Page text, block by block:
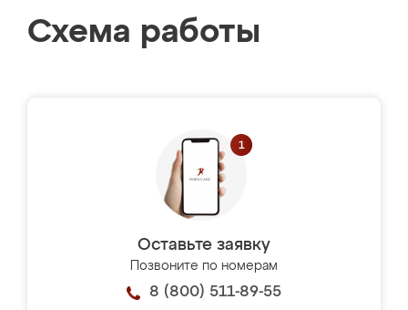
Схема работы
Оставьте заявку
Позвоните по номерам
8 (800) 511-89-55